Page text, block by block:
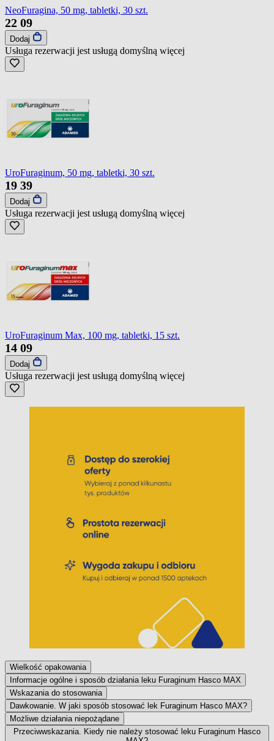
NeoFuragina, 50 mg, tabletki, 30 szt.
22 09
Dodaj
Usługa rezerwacji jest usługą domyślną więcej
UroFuraginum, 50 mg, tabletki, 30 szt.
19 39
Dodaj
Usługa rezerwacji jest usługą domyślną więcej
UroFuraginum Max, 100 mg, tabletki, 15 szt.
14 09
Dodaj
Usługa rezerwacji jest usługą domyślną więcej
Wielkość opakowania
Informacje ogólne i sposób działania leku Furaginum Hasco MAX
Wskazania do stosowania
Dawkowanie. W jaki sposób stosować lek Furaginum Hasco MAX?
Możliwe działania niepożądane
Przeciwwskazania. Kiedy nie należy stosować leku Furaginum Hasco